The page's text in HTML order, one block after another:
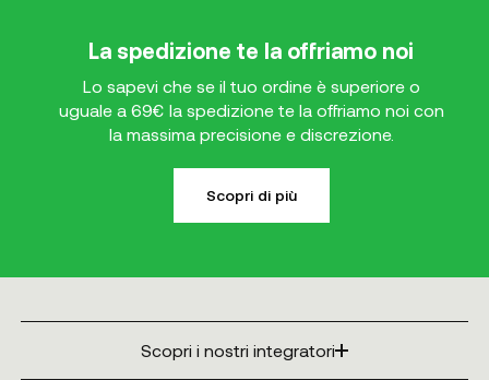
La spedizione te la offriamo noi
Lo sapevi che se il tuo ordine è superiore o
uguale a 69€ la spedizione te la offriamo noi con
la massima precisione e discrezione.
Scopri di più
Scopri i nostri integratori